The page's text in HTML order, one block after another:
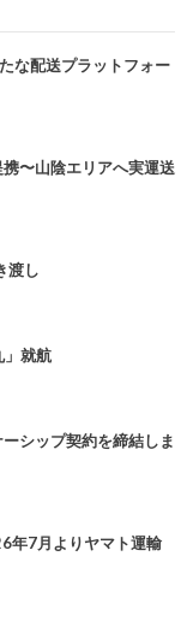
な配送プラットフォー
〜山陰エリアへ実運送
渡し
」就航
シップ契約を締結しま
年7月よりヤマト運輸